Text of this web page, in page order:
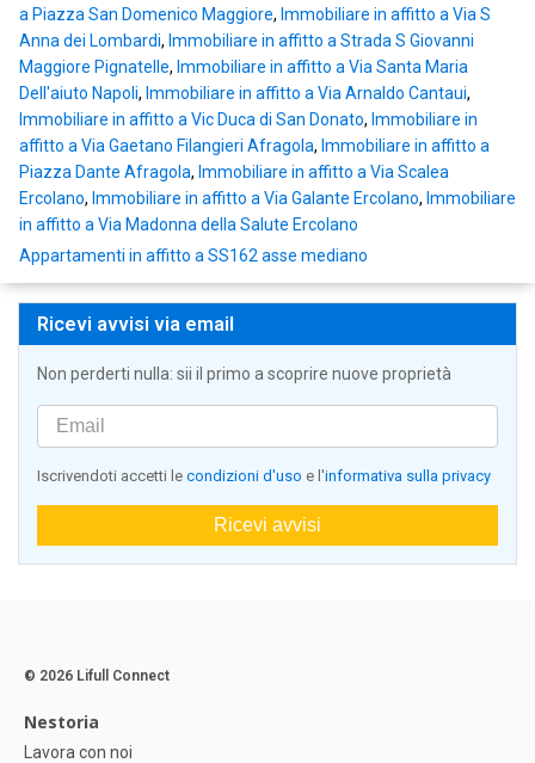
a Piazza San Domenico Maggiore, Immobiliare in affitto a Via S
Anna dei Lombardi, Immobiliare in affitto a Strada S Giovanni
Maggiore Pignatelle, Immobiliare in affitto a Via Santa Maria
Dell'aiuto Napoli, Immobiliare in affitto a Via Arnaldo Cantaui,
Immobiliare in affitto a Vic Duca di San Donato, Immobiliare in
affitto a Via Gaetano Filangieri Afragola, Immobiliare in affitto a
Piazza Dante Afragola, Immobiliare in affitto a Via Scalea
Ercolano, Immobiliare in affitto a Via Galante Ercolano, Immobiliare
in affitto a Via Madonna della Salute Ercolano
Appartamenti in affitto a SS162 asse mediano
Ricevi avvisi via email
Non perderti nulla: sii il primo a scoprire nuove proprietà
Iscrivendoti accetti le condizioni d'uso e l'informativa sulla privacy
Ricevi avvisi
© 2026 Lifull Connect
Nestoria
Lavora con noi